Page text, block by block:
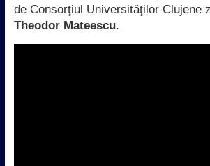
de Consorţiul Universităţilor Clujene
Theodor Mateescu.